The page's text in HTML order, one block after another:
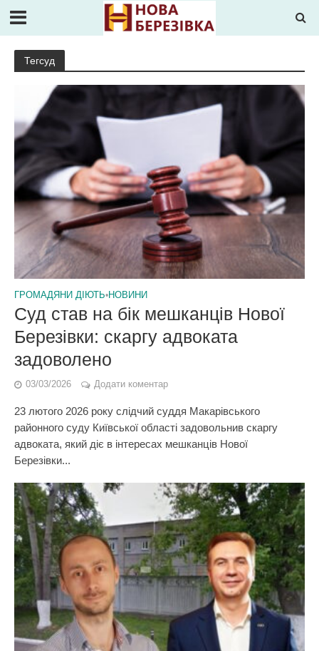
Тегсуд
ГРОМАДЯНИ ДІЮТЬ•НОВИНИ
Суд став на бік мешканців Нової
Березівки: скаргу адвоката
задоволено
03/03/2026 Додати коментар
23 лютого 2026 року слідчий суддя Макарівського
районного суду Київської області задовольнив скаргу
адвоката, який діє в інтересах мешканців Нової
Березівки...